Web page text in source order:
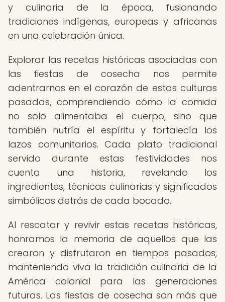
y culinaria de la época, fusionando
tradiciones indígenas, europeas y africanas
en una celebración única.
Explorar las recetas históricas asociadas con
las fiestas de cosecha nos permite
adentrarnos en el corazón de estas culturas
pasadas, comprendiendo cómo la comida
no solo alimentaba el cuerpo, sino que
también nutría el espíritu y fortalecía los
lazos comunitarios. Cada plato tradicional
servido durante estas festividades nos
cuenta una historia, revelando los
ingredientes, técnicas culinarias y significados
simbólicos detrás de cada bocado.
Al rescatar y revivir estas recetas históricas,
honramos la memoria de aquellos que las
crearon y disfrutaron en tiempos pasados,
manteniendo viva la tradición culinaria de la
América colonial para las generaciones
futuras. Las fiestas de cosecha son más que